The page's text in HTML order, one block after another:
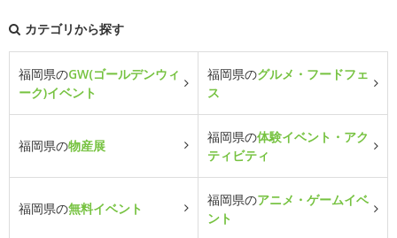
カテゴリから探す
福岡県のGW(ゴールデンウィ
ーク)イベント
福岡県のグルメ・フードフェ
ス
福岡県の物産展
福岡県の体験イベント・アク
ティビティ
福岡県の無料イベント
福岡県のアニメ・ゲームイベ
ント